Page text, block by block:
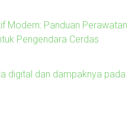
Modern: Panduan Perawatan
Pengendara Cerdas
digital dan dampaknya pada